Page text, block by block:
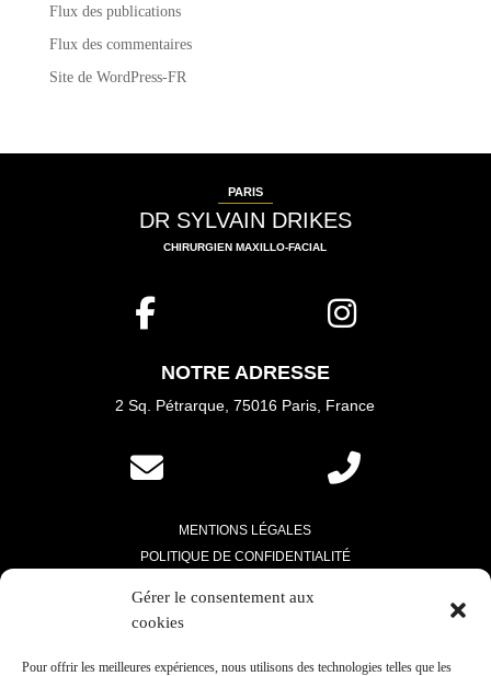
Gérer le consentement aux
cookies
Pour offrir les meilleures expériences, nous utilisons des technologies telles que les
Flux des publications
Flux des commentaires
Site de WordPress-FR
PARIS
DR SYLVAIN DRIKES
CHIRURGIEN MAXILLO-FACIAL
NOTRE ADRESSE
2 Sq. Pétrarque, 75016 Paris , France
MENTIONS LÉGALES
POLITIQUE DE CONFIDENTIALITÉ